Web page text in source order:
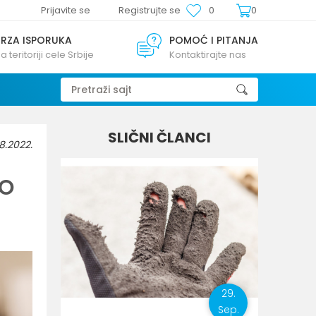
0
0
Prijavite se Registrujte se
ISPORUKA
teritoriji cele Srbije
POMOĆ I PITANJA
Kontaktirajte nas
Pretraži sajt
SLIČNI ČLANCI
29.
Sep.